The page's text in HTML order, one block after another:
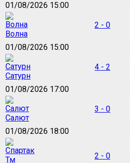
01/08/2026 15:00
Волна
2 - 0
01/08/2026 15:00
Сатурн
4 - 2
01/08/2026 17:00
Салют
3 - 0
01/08/2026 18:00
2 - 0